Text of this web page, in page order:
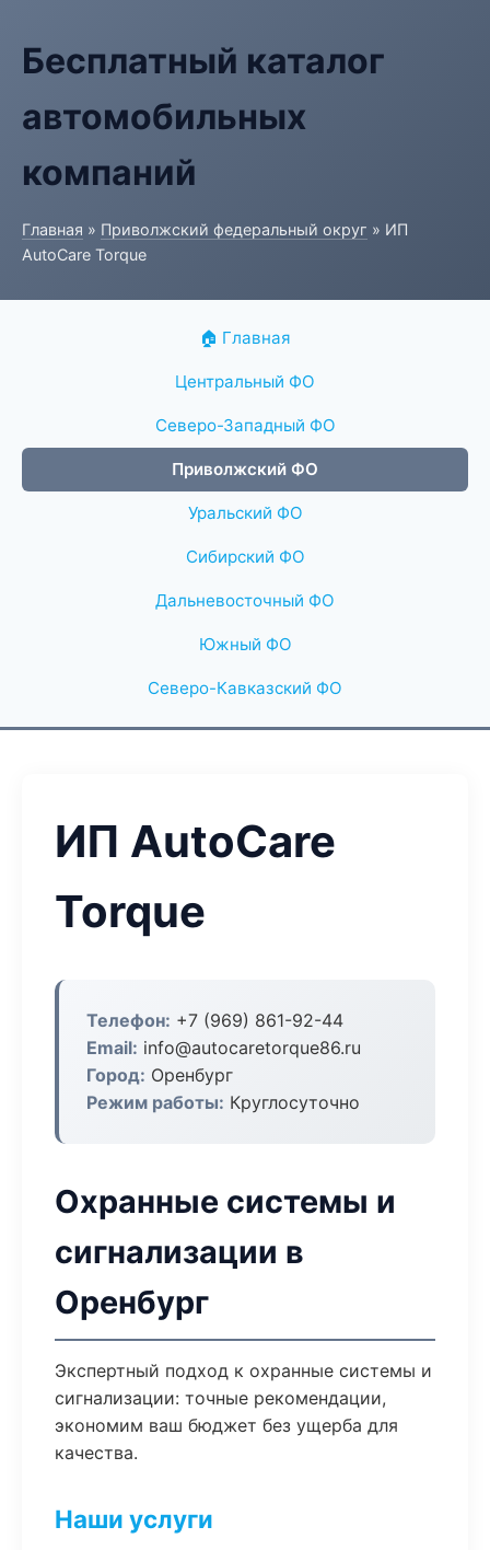
Бесплатный каталог
автомобильных
компаний
Главная » Приволжский федеральный округ » ИП
AutoCare Torque
🏠 Главная
Центральный ФО
Северо-Западный ФО
Приволжский ФО
Уральский ФО
Сибирский ФО
Дальневосточный ФО
Южный ФО
Северо-Кавказский ФО
ИП AutoCare
Torque
Телефон: +7 (969) 861-92-44
Email: info@autocaretorque86.ru
Город: Оренбург
Режим работы: Круглосуточно
Охранные системы и
сигнализации в
Оренбург
Экспертный подход к охранные системы и
сигнализации: точные рекомендации,
экономим ваш бюджет без ущерба для
качества.
Наши услуги